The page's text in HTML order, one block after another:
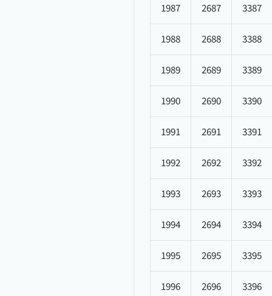
1987 2687 3387
1988 2688 3388
1989 2689 3389
1990 2690 3390
1991 2691 3391
1992 2692 3392
1993 2693 3393
1994 2694 3394
1995 2695 3395
1996 2696 3396